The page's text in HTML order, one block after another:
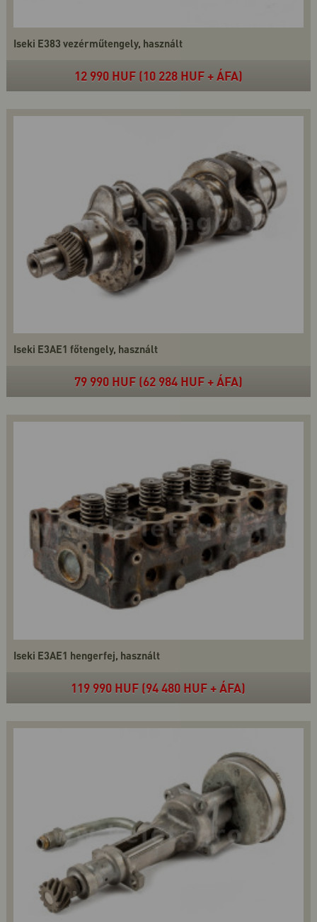
Iseki E383 vezérműtengely, használt
12 990 HUF (10 228 HUF + ÁFA)
Iseki E3AE1 főtengely, használt
79 990 HUF (62 984 HUF + ÁFA)
Iseki E3AE1 hengerfej, használt
119 990 HUF (94 480 HUF + ÁFA)